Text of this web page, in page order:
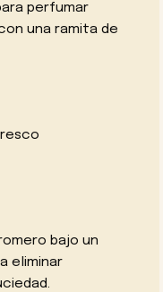
perfumar
una ramita de
bajo un
eliminar